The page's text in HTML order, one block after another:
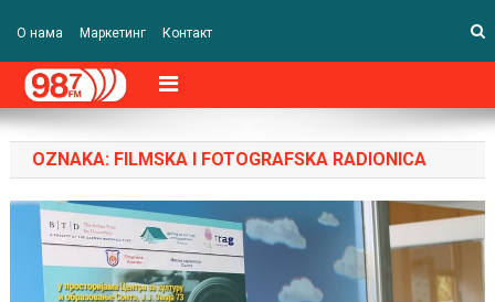
О нама Маркетинг Контакт
OZNAKA: FILMSKA I FOTOGRAFSKA RADIONICA